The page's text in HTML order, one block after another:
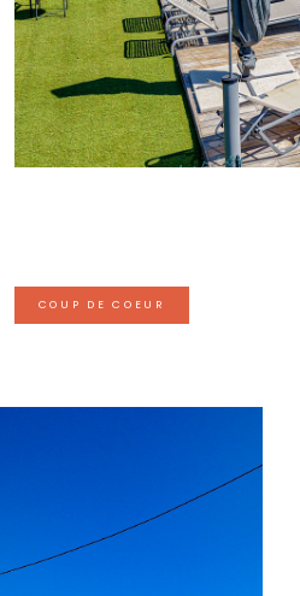
COUP DE COEUR